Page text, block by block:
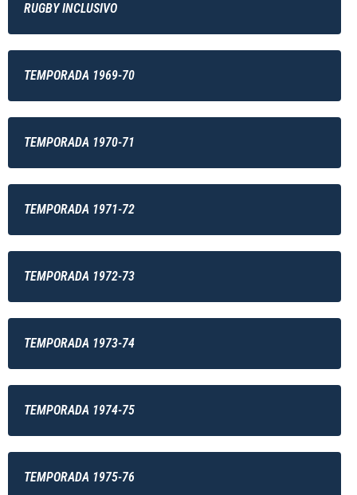
RUGBY INCLUSIVO
TEMPORADA 1969-70
TEMPORADA 1970-71
TEMPORADA 1971-72
TEMPORADA 1972-73
TEMPORADA 1973-74
TEMPORADA 1974-75
TEMPORADA 1975-76